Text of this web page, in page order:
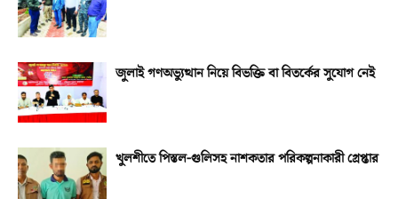
জুলাই গণঅভ্যুত্থান নিয়ে বিভক্তি বা বিতর্কের সুযোগ নেই
খুলশীতে পিস্তল-গুলিসহ নাশকতার পরিকল্পনাকারী গ্রেপ্তার